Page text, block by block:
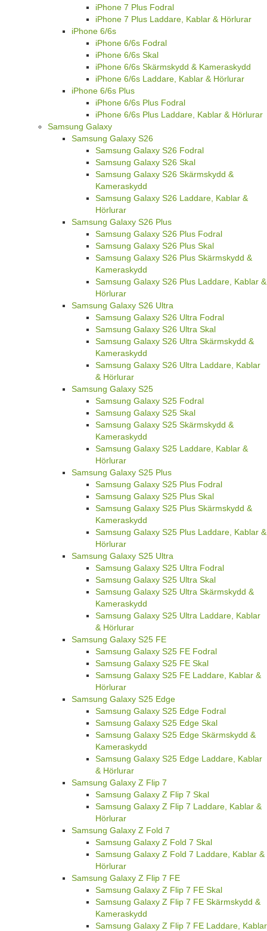
iPhone 7 Plus Fodral
iPhone 7 Plus Laddare, Kablar & Hörlurar
iPhone 6/6s
iPhone 6/6s Fodral
iPhone 6/6s Skal
iPhone 6/6s Skärmskydd & Kameraskydd
iPhone 6/6s Laddare, Kablar & Hörlurar
iPhone 6/6s Plus
iPhone 6/6s Plus Fodral
iPhone 6/6s Plus Laddare, Kablar & Hörlurar
Samsung Galaxy
Samsung Galaxy S26
Samsung Galaxy S26 Fodral
Samsung Galaxy S26 Skal
Samsung Galaxy S26 Skärmskydd &
Kameraskydd
Samsung Galaxy S26 Laddare, Kablar &
Hörlurar
Samsung Galaxy S26 Plus
Samsung Galaxy S26 Plus Fodral
Samsung Galaxy S26 Plus Skal
Samsung Galaxy S26 Plus Skärmskydd &
Kameraskydd
Samsung Galaxy S26 Plus Laddare, Kablar &
Hörlurar
Samsung Galaxy S26 Ultra
Samsung Galaxy S26 Ultra Fodral
Samsung Galaxy S26 Ultra Skal
Samsung Galaxy S26 Ultra Skärmskydd &
Kameraskydd
Samsung Galaxy S26 Ultra Laddare, Kablar
& Hörlurar
Samsung Galaxy S25
Samsung Galaxy S25 Fodral
Samsung Galaxy S25 Skal
Samsung Galaxy S25 Skärmskydd &
Kameraskydd
Samsung Galaxy S25 Laddare, Kablar &
Hörlurar
Samsung Galaxy S25 Plus
Samsung Galaxy S25 Plus Fodral
Samsung Galaxy S25 Plus Skal
Samsung Galaxy S25 Plus Skärmskydd &
Kameraskydd
Samsung Galaxy S25 Plus Laddare, Kablar &
Hörlurar
Samsung Galaxy S25 Ultra
Samsung Galaxy S25 Ultra Fodral
Samsung Galaxy S25 Ultra Skal
Samsung Galaxy S25 Ultra Skärmskydd &
Kameraskydd
Samsung Galaxy S25 Ultra Laddare, Kablar
& Hörlurar
Samsung Galaxy S25 FE
Samsung Galaxy S25 FE Fodral
Samsung Galaxy S25 FE Skal
Samsung Galaxy S25 FE Laddare, Kablar &
Hörlurar
Samsung Galaxy S25 Edge
Samsung Galaxy S25 Edge Fodral
Samsung Galaxy S25 Edge Skal
Samsung Galaxy S25 Edge Skärmskydd &
Kameraskydd
Samsung Galaxy S25 Edge Laddare, Kablar
& Hörlurar
Samsung Galaxy Z Flip 7
Samsung Galaxy Z Flip 7 Skal
Samsung Galaxy Z Flip 7 Laddare, Kablar &
Hörlurar
Samsung Galaxy Z Fold 7
Samsung Galaxy Z Fold 7 Skal
Samsung Galaxy Z Fold 7 Laddare, Kablar &
Hörlurar
Samsung Galaxy Z Flip 7 FE
Samsung Galaxy Z Flip 7 FE Skal
Samsung Galaxy Z Flip 7 FE Skärmskydd &
Kameraskydd
Samsung Galaxy Z Flip 7 FE Laddare, Kablar